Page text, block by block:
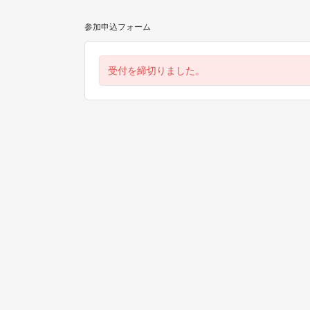
参加申込フォーム
受付を締切りました。